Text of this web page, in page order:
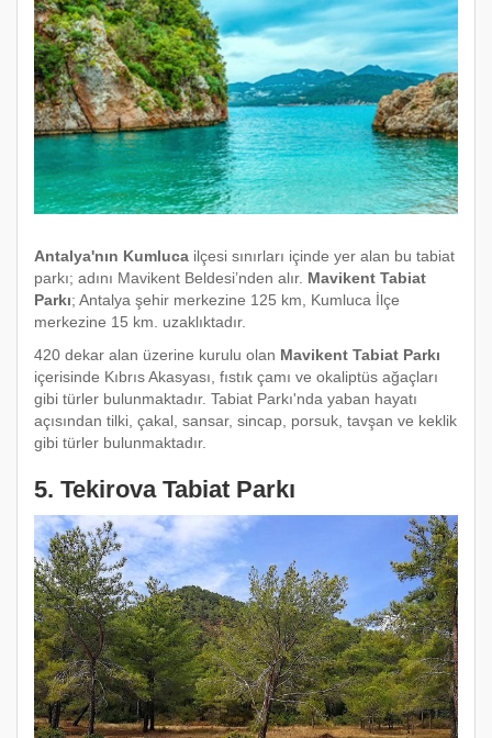
Antalya'nın Kumluca ilçesi sınırları içinde yer alan bu tabiat
parkı; adını Mavikent Beldesi’nden alır. Mavikent Tabiat
Parkı; Antalya şehir merkezine 125 km, Kumluca İlçe
merkezine 15 km. uzaklıktadır.
420 dekar alan üzerine kurulu olan Mavikent Tabiat Parkı
içerisinde Kıbrıs Akasyası, fıstık çamı ve okaliptüs ağaçları
gibi türler bulunmaktadır. Tabiat Parkı'nda yaban hayatı
açısından tilki, çakal, sansar, sincap, porsuk, tavşan ve keklik
gibi türler bulunmaktadır.
5. Tekirova Tabiat Parkı